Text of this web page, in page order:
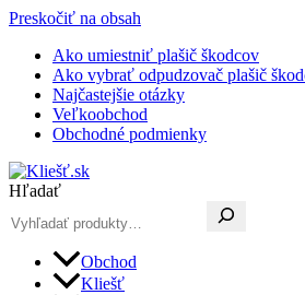
Preskočiť na obsah
Ako umiestniť plašič škodcov
Ako vybrať odpudzovač plašič
Najčastejšie otázky
Veľkoobchod
Obchodné podmienky
Hľadať
Obchod
Kliešť